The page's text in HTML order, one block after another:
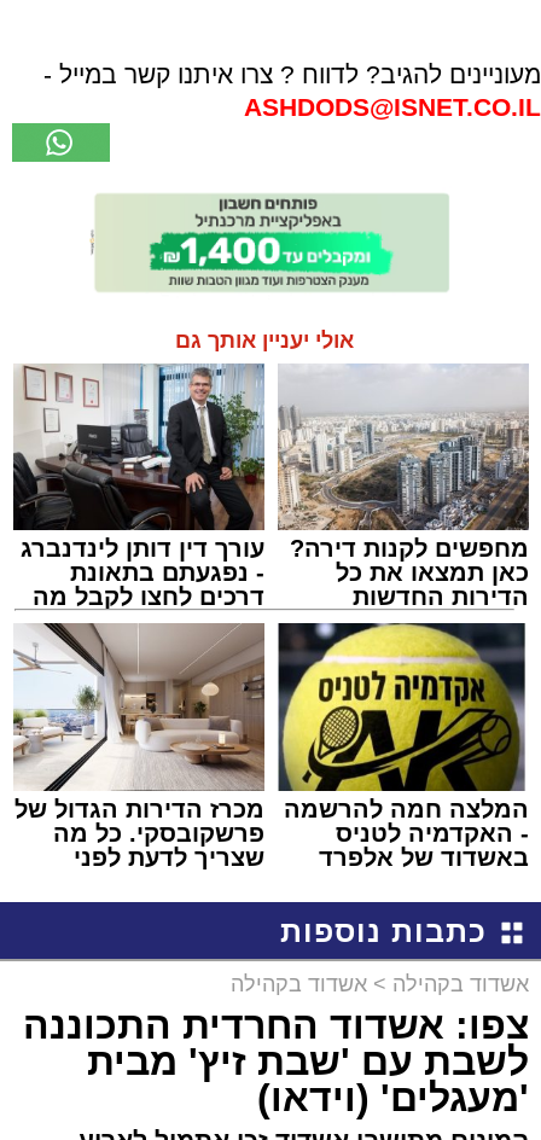
מעוניינים להגיב? לדווח ? צרו איתנו קשר במייל -
ASHDODS@ISNET.CO.IL
אולי יעניין אותך גם
מחפשים לקנות דירה?
כאן תמצאו את כל
הדירות החדשות
למכירה באשדוד >>>
עורך דין דותן לינדנברג
- נפגעתם בתאונת
דרכים לחצו לקבל מה
שמגיע לכם
המלצה חמה להרשמה
- האקדמיה לטניס
באשדוד של אלפרד
מכרז הדירות הגדול של
פרשקובסקי. כל מה
שצריך לדעת לפני
באשדוד
כתבות נוספות
אשדוד בקהילה > אשדוד בקהילה
צפו: אשדוד החרדית התכוננה
לשבת עם 'שבת זיץ' מבית
'מעגלים' (וידאו)